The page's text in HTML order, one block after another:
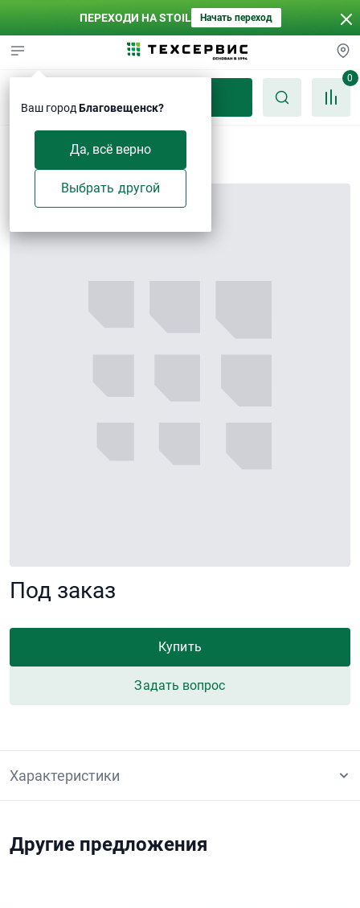
ПЕРЕХОДИ НА STOIL Начать переход
Ваш город Благовещенск?
Да, всё верно
Выбрать другой
0
Пластина
Под заказ
Купить
Задать вопрос
Характеристики
Другие предложения